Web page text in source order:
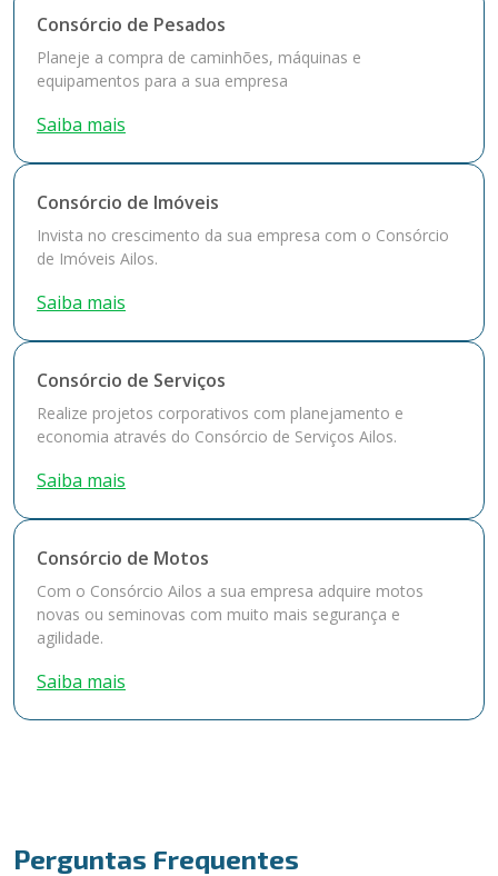
Consórcio de Pesados
Planeje a compra de caminhões, máquinas e
equipamentos para a sua empresa
Saiba mais
Consórcio de Imóveis
Invista no crescimento da sua empresa com o Consórcio
de Imóveis Ailos.
Saiba mais
Consórcio de Serviços
Realize projetos corporativos com planejamento e
economia através do Consórcio de Serviços Ailos.
Saiba mais
Consórcio de Motos
Com o Consórcio Ailos a sua empresa adquire motos
novas ou seminovas com muito mais segurança e
agilidade.
Saiba mais
Perguntas Frequentes